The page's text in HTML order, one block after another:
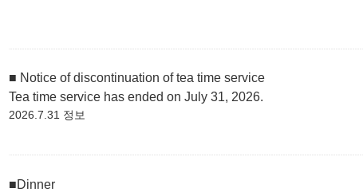
■ Notice of discontinuation of tea time service
Tea time service has ended on July 31, 2026.
2026.7.31 정보
■Dinner